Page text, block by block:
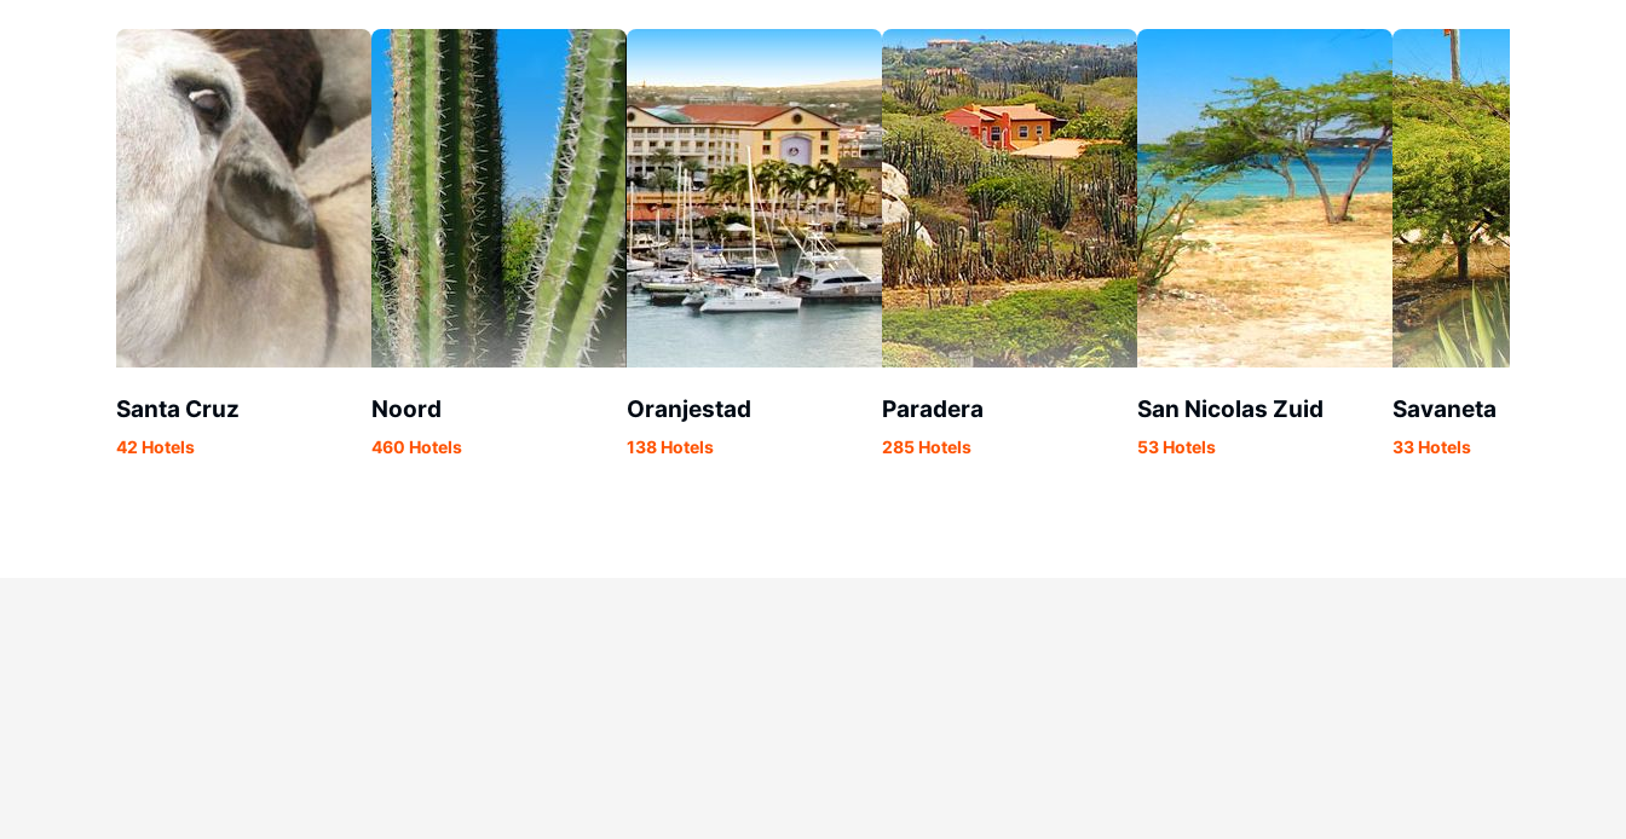
Santa Cruz
42 Hotels
Noord
460 Hotels
Oranjestad
138 Hotels
Paradera
285 Hotels
San Nicolas Zuid
53 Hotels
Savaneta
33 Hotels